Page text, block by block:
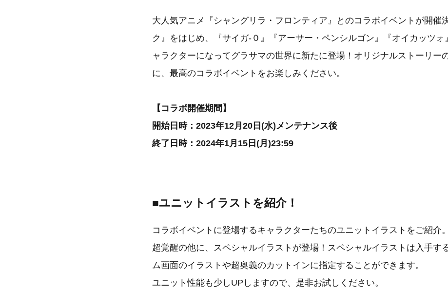
大人気アニメ『シャングリラ・フロンティア』とのコラボイベントが開催
ク』をはじめ、『サイガ-０』『アーサー・ペンシルゴン』『オイカッツォ
ャラクターになってグラサマの世界に新たに登場！オリジナルストーリー
に、最高のコラボイベントをお楽しみください。
【コラボ開催期間】
開始日時：2023年12月20日(水)メンテナンス後
終了日時：2024年1月15日(月)23:59
■ユニットイラストを紹介！
コラボイベントに登場するキャラクターたちのユニットイラストをご紹介
超覚醒の他に、スペシャルイラストが登場！スペシャルイラストは入手す
ム画面のイラストや超奥義のカットインに指定することができます。
ユニット性能も少しUPしますので、是非お試しください。